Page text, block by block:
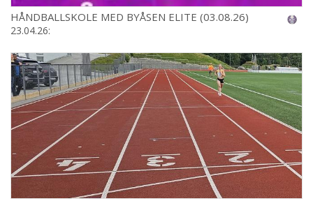
HÅNDBALLSKOLE MED BYÅSEN ELITE (03.08.26)
23.04.26: